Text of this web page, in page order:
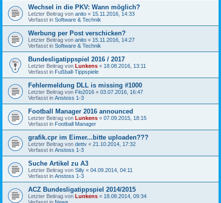
Wechsel in die PKV: Wann möglich?
Letzter Beitrag von anito « 15.11.2016, 14:33
Verfasst in Software & Technik
Werbung per Post verschicken?
Letzter Beitrag von anito « 15.11.2016, 14:27
Verfasst in Software & Technik
Bundesligatippspiel 2016 / 2017
Letzter Beitrag von Lunkens « 18.08.2016, 13:11
Verfasst in Fußball-Tippspiele
Fehlermeldung DLL is missing #1000
Letzter Beitrag von Flo2016 « 03.07.2016, 16:47
Verfasst in Anstoss 1-3
Football Manager 2016 announced
Letzter Beitrag von Lunkens « 07.09.2015, 18:15
Verfasst in Football Manager
grafik.cpr im Eimer...bitte uploaden???
Letzter Beitrag von dettv « 21.10.2014, 17:32
Verfasst in Anstoss 1-3
Suche Artikel zu A3
Letzter Beitrag von Silly « 04.09.2014, 04:11
Verfasst in Anstoss 1-3
ACZ Bundesligatippspiel 2014/2015
Letzter Beitrag von Lunkens « 18.08.2014, 09:34
Verfasst in News